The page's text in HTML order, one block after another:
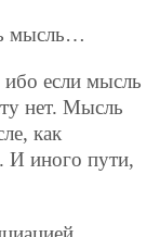
мысль…
если мысль
нет. Мысль
как
И иного пути,